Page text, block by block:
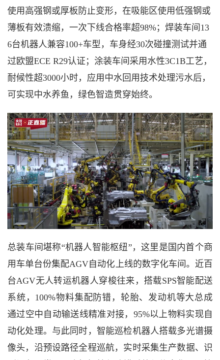
使用高强钢或厚板防止变形，在吸能区使用低强钢或
薄板有效溃缩，一次下线合格率超98%；焊装车间13
6台机器人兼容100+车型，车身经30次碰撞测试并通
过欧盟ECE R29认证；涂装车间采用水性3C1B工艺，
耐候性超3000小时，应用中水回用技术处理污水后，
可实现中水养鱼，绿色智造贯穿始终。
总装车间堪称“机器人智能枢纽”，这里是国内首个商
用车单台份集配AGV自动化上线的数字化车间。近百
台AGV无人转运机器人穿梭往来，搭载SPS智能配送
系统，100%物料集配防错，轮胎、发动机等大总成
通过空中自动输送线精准对接，95%以上物料实现自
动化处理。与此同时，智能巡检机器人搭载多光谱摄
像头，沿预设路径全程巡航，实时采集生产数据、识